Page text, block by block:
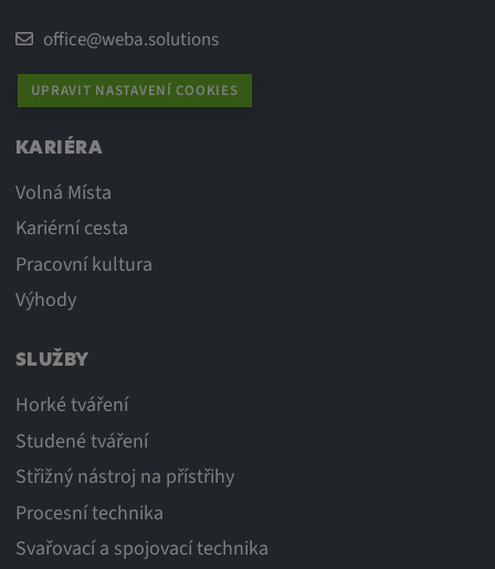
office@weba.solutions
UPRAVIT NASTAVENÍ COOKIES
KARIÉRA
Volná Místa
Kariérní cesta
Pracovní kultura
Výhody
SLUŽBY
Horké tváření
Studené tváření
Střižný nástroj na přístřihy
Procesní technika
Svařovací a spojovací technika